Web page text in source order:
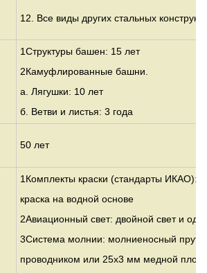
12. Все виды других стальных
1Структуры башен: 15 лет
2Камуфлированные башни.
а. Лягушки: 10 лет
б. Ветви и листья: 3 года
50 лет
1Комплекты краски (стандарты ИКАО):
краска на водной основе
2Авиационный свет: двойной свет и
3Система молнии: молниеносный прут
проводником или 25x3 мм медной